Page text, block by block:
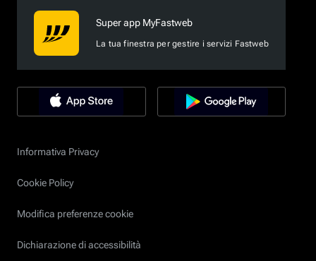
Super app MyFastweb
La tua finestra per gestire i servizi Fastweb
Informativa Privacy
Cookie Policy
Modifica preferenze cookie
Dichiarazione di accessibilità